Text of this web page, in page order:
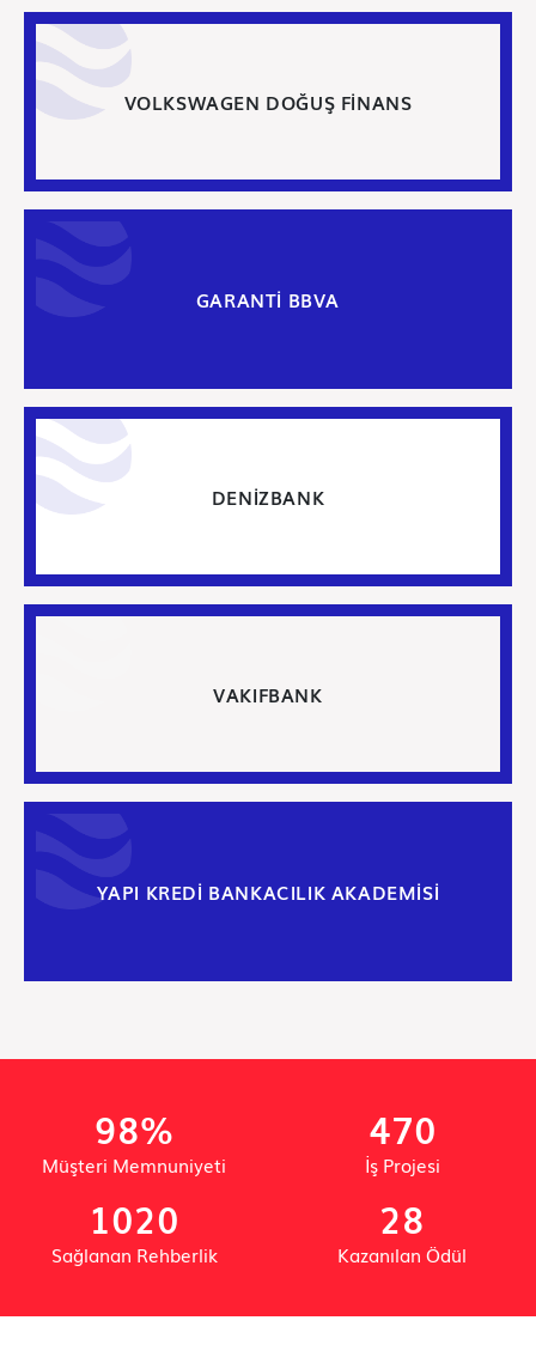
VOLKSWAGEN DOĞUŞ FİNANS
GARANTİ BBVA
YAPI KREDİ BANKACILIK AKADEMİSİ
DENİZBANK
VAKIFBANK
98%
Müşteri Memnuniyeti
470
İş Projesi
1020
Sağlanan Rehberlik
28
Kazanılan Ödül